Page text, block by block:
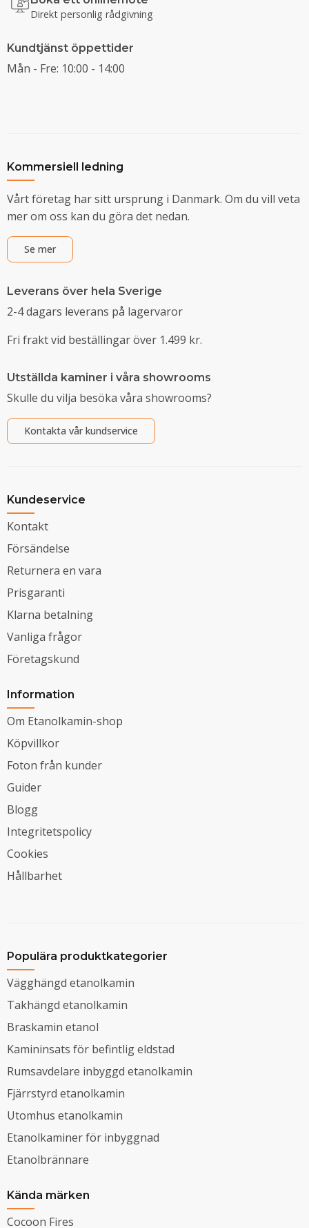
Direkt personlig rådgivning
Kundtjänst öppettider
Mån - Fre: 10:00 - 14:00
Kommersiell ledning
Vårt företag har sitt ursprung i Danmark. Om du vill veta
mer om oss kan du göra det nedan.
Se mer
Leverans över hela Sverige
2-4 dagars leverans på lagervaror
Fri frakt vid beställingar över 1.499 kr.
Utställda kaminer i våra showrooms
Skulle du vilja besöka våra showrooms?
Kontakta vår kundservice
Kundeservice
Kontakt
Försändelse
Returnera en vara
Prisgaranti
Klarna betalning
Vanliga frågor
Företagskund
Information
Om Etanolkamin-shop
Köpvillkor
Foton från kunder
Guider
Blogg
Integritetspolicy
Cookies
Hållbarhet
Populära produktkategorier
Vägghängd etanolkamin
Takhängd etanolkamin
Braskamin etanol
Kamininsats för befintlig eldstad
Rumsavdelare inbyggd etanolkamin
Fjärrstyrd etanolkamin
Utomhus etanolkamin
Etanolkaminer för inbyggnad
Etanolbrännare
Kända märken
Cocoon Fires